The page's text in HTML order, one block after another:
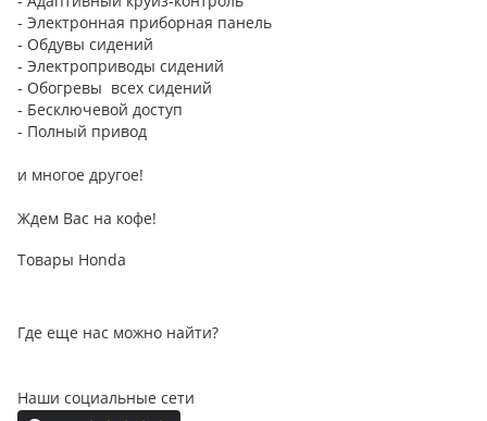
- Электронная приборная панель
- Обдувы сидений
- Электроприводы сидений
- Обогревы всех сидений
- Бесключевой доступ
- Полный привод
и многое другое!
Ждем Вас на кофе!
Товары Honda
Где еще нас можно найти?
Наши социальные сети